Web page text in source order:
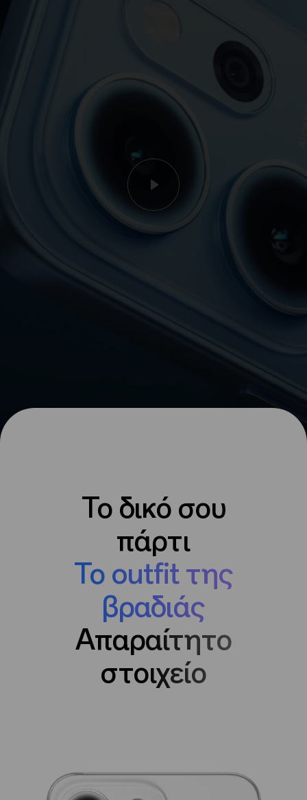
Το δικό σου
πάρτι
Το outfit της
βραδιάς
Απαραίτητο
στοιχείο